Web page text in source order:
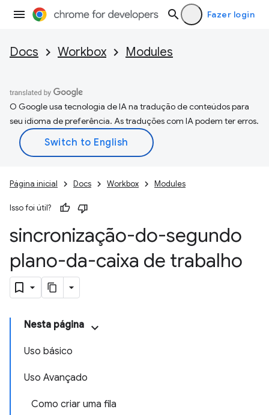
Fazer login
Docs Workbox Modules
O Google usa tecnologia de IA na tradução de conteúdos para
seu idioma de preferência. As traduções com IA podem ter erros.
Página inicial Docs Workbox Modules
Isso foi útil?
sincronização-do-segundo
plano-da-caixa de trabalho
Nesta página
Uso básico
Uso Avançado
Como criar uma fila